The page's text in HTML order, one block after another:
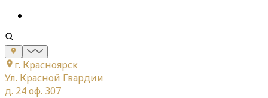
г. Красноярск
Ул. Красной Гвардии
д. 24 оф. 307